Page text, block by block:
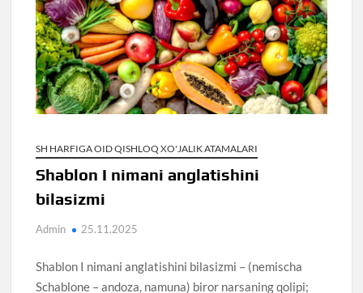
SH HARFIGA OID QISHLOQ XO'JALIK ATAMALARI
Shablon I nimani anglatishini
bilasizmi
Admin 25.11.2025
Shablon I nimani anglatishini bilasizmi – (nemischa
Schablone – andoza, namuna) biror narsaning qolipi;